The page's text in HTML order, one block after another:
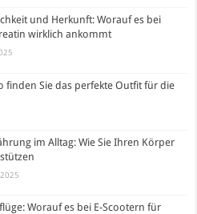
und Herkunft: Worauf es bei
wirklich ankommt
finden Sie das perfekte Outfit für die
im Alltag: Wie Sie Ihren Körper
Worauf es bei E-Scootern für